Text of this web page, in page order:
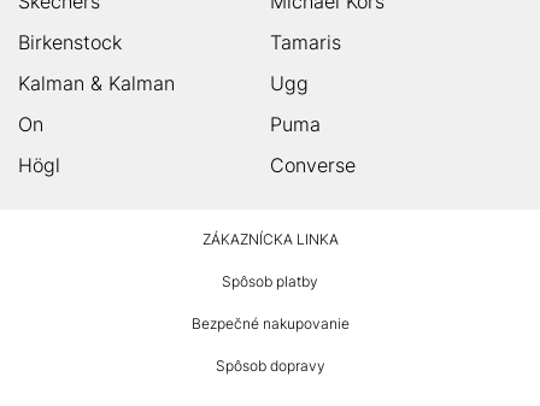
Birkenstock
Tamaris
Kalman & Kalman
Ugg
On
Puma
Högl
Converse
ZÁKAZNÍCKA LINKA
Spôsob platby
Bezpečné nakupovanie
Spôsob dopravy